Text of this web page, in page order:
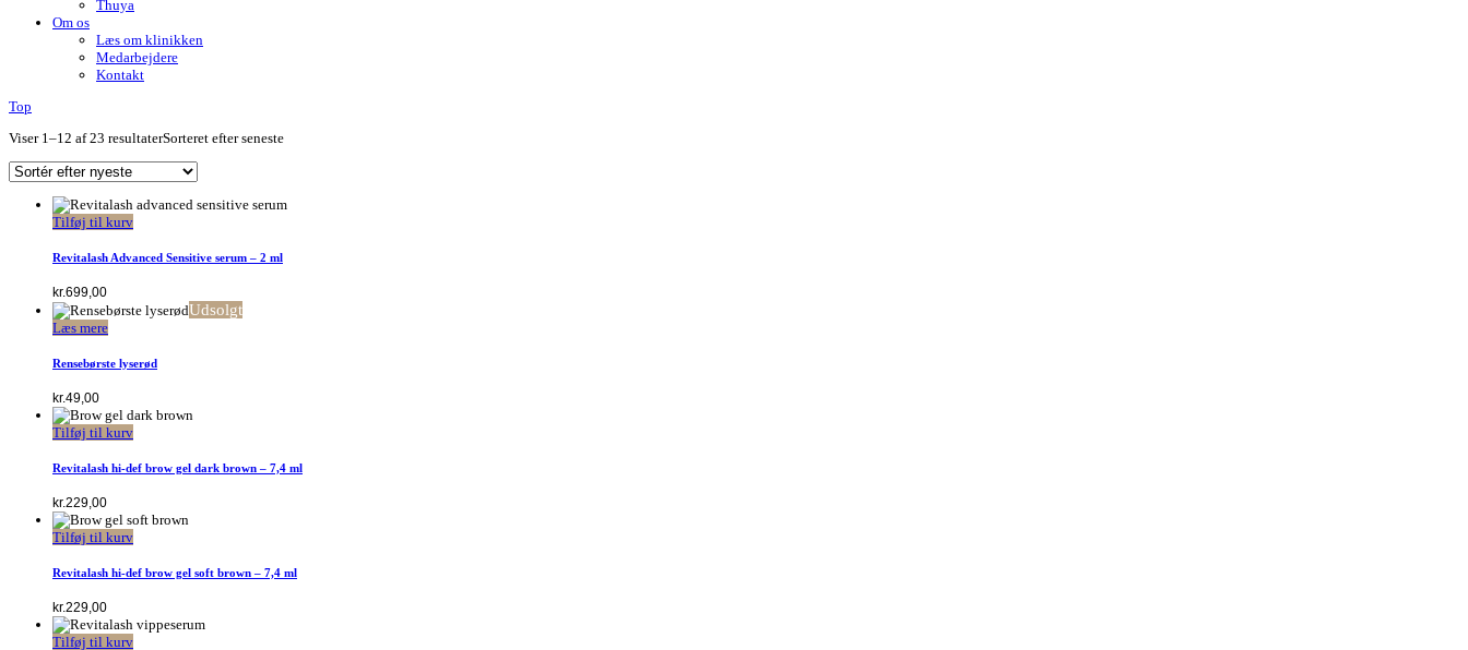
Thuya
Om os
Læs om klinikken
Medarbejdere
Kontakt
Top
Viser 1–12 af 23 resultaterSorteret efter seneste
Tilføj til kurv
Revitalash Advanced Sensitive serum – 2 ml
kr.699,00
Udsolgt
Læs mere
Rensebørste lyserød
kr.49,00
Tilføj til kurv
Revitalash hi-def brow gel dark brown – 7,4 ml
kr.229,00
Tilføj til kurv
Revitalash hi-def brow gel soft brown – 7,4 ml
kr.229,00
Tilføj til kurv